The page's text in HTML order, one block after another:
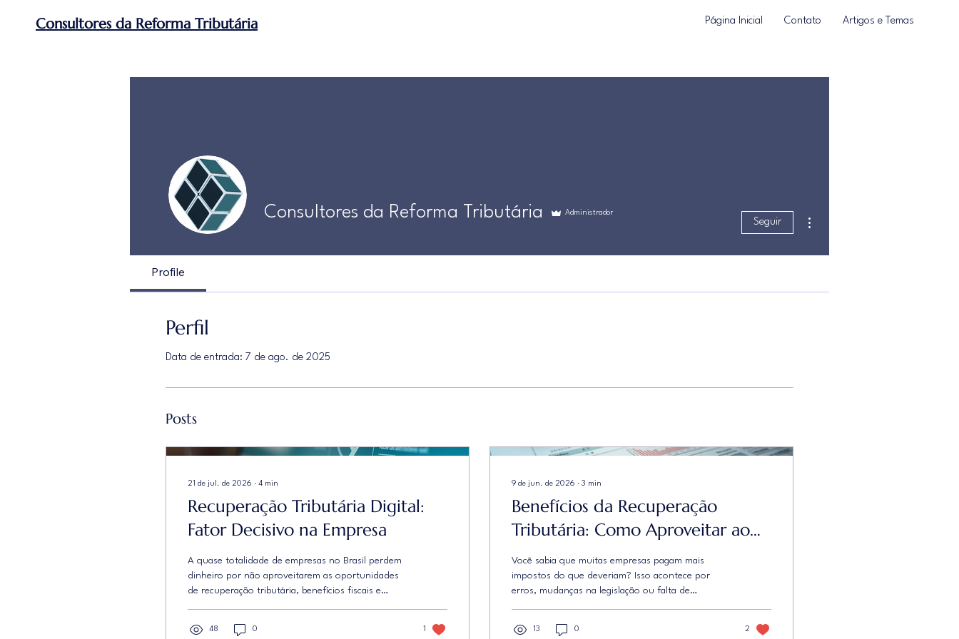
Consultores da Reforma Tributária Página Inicial Contato Artigos e Temas
Consultores da Reforma Tributária Administrador
Seguir
Profile
Perfil
Data de entrada: 7 de ago. de 2025
Posts
21 de jul. de 2026 ∙ 4 min
Recuperação Tributária Digital:
Fator Decisivo na Empresa
A quase totalidade de empresas no Brasil perdem
dinheiro por não aproveitarem as oportunidades
de recuperação tributária, benefícios fiscais e
valores pagos a mais ou indevidamente ao fisco,
48 0 1
9 de jun. de 2026 ∙ 3 min
Benefícios da Recuperação
Tributária: Como Aproveitar ao
Máximo
Você sabia que muitas empresas pagam mais
impostos do que deveriam? Isso acontece por
erros, mudanças na legislação ou falta de
melhor ainda: hoje, esse processo pode ser feito
13 0 2